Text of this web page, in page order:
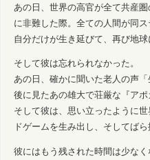
あの日、世界の高官が全て共産
に非難した際。全ての人間が同
自分だけが生き延びて、再び地球
そして彼は忘れられなかった。
あの日、確かに聞いた老人の声
後に見たあの雄大で荘厳な『アポ
そして彼は、思い立ったように
ドゲームを生み出し、そしてばら
彼にはもう残された時間は少なく